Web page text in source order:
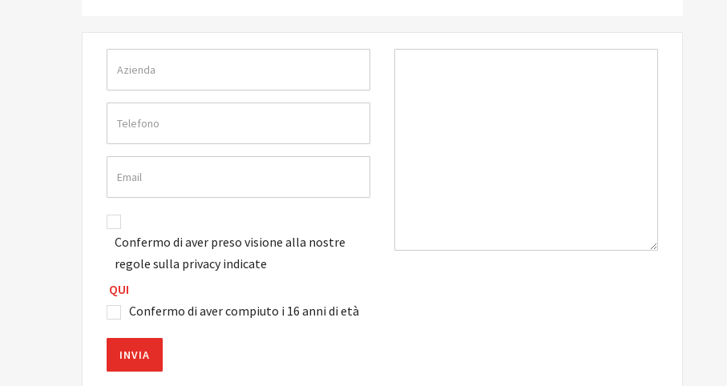
Confermo di aver preso visione alla nostre
regole sulla privacy indicate
QUI
Confermo di aver compiuto i 16 anni di età